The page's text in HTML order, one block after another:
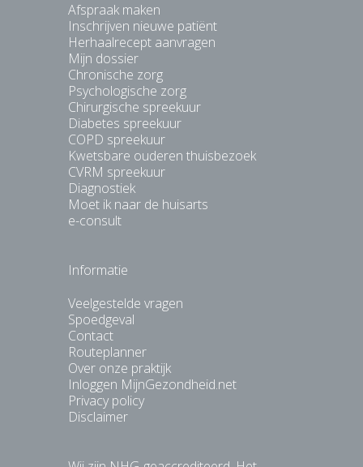
Afspraak maken
Inschrijven nieuwe patiënt
Herhaalrecept aanvragen
Mijn dossier
Chronische zorg
Psychologische zorg
Chirurgische spreekuur
Diabetes spreekuur
COPD spreekuur
Kwetsbare ouderen thuisbezoek
CVRM spreekuur
Diagnostiek
Moet ik naar de huisarts
e-consult
Informatie
Veelgestelde vragen
Spoedgeval
Contact
Routeplanner
Over onze praktijk
Inloggen MijnGezondheid.net
Privacy policy
Disclaimer